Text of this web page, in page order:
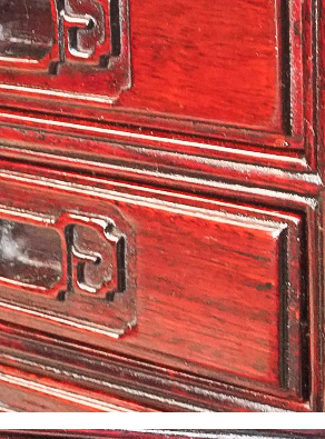
9月 <<
火 水 木 金
土
1
2 3 4
5
8 9 10 11
12
15 16 17 18
19
22 23 24 25
26
29 30
業日